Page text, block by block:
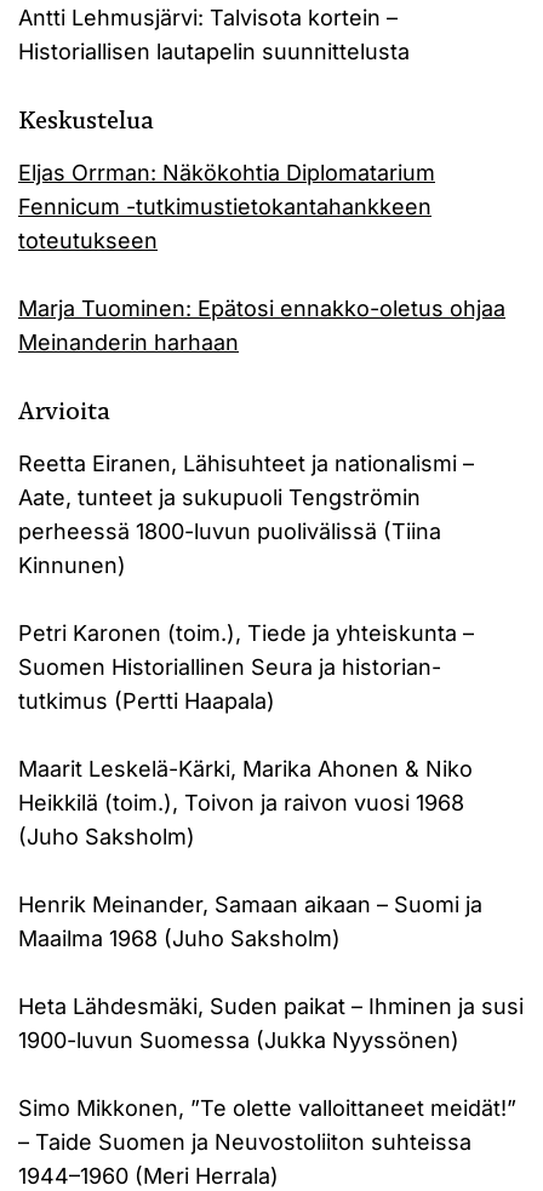
Antti Lehmusjärvi: Talvisota kortein –
Historiallisen lautapelin suunnittelusta
Keskustelua
Eljas Orrman: Näkökohtia Diplomatarium
Fennicum -tutkimustietokantahankkeen
toteutukseen
Marja Tuominen: Epätosi ennakko-oletus ohjaa
Meinanderin harhaan
Arvioita
Reetta Eiranen, Lähisuhteet ja nationalismi –
Aate, tunteet ja sukupuoli Tengströmin
perheessä 1800-luvun puolivälissä (Tiina
Kinnunen)
Petri Karonen (toim.), Tiede ja yhteiskunta –
Suomen Historiallinen Seura ja historian-
tutkimus (Pertti Haapala)
Maarit Leskelä-Kärki, Marika Ahonen & Niko
Heikkilä (toim.), Toivon ja raivon vuosi 1968
(Juho Saksholm)
Henrik Meinander, Samaan aikaan – Suomi ja
Maailma 1968 (Juho Saksholm)
Heta Lähdesmäki, Suden paikat – Ihminen ja susi
1900-luvun Suomessa (Jukka Nyyssönen)
Simo Mikkonen, ”Te olette valloittaneet meidät!”
– Taide Suomen ja Neuvostoliiton suhteissa
1944–1960 (Meri Herrala)